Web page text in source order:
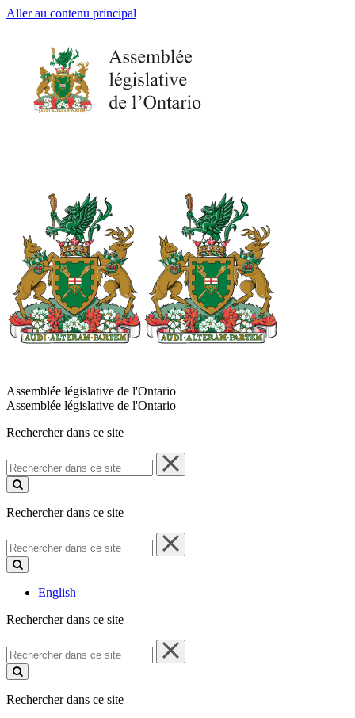
Aller au contenu principal
Assemblée législative de l'Ontario
Assemblée législative de l'Ontario
Rechercher dans ce site
Rechercher
dans
ce
Rechercher dans ce site
Rechercher
dans
ce
English
Rechercher dans ce site
Rechercher
dans
ce
Rechercher dans ce site